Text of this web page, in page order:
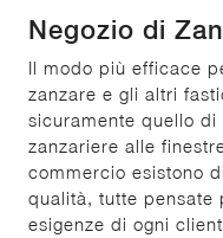
Negozio di
Il modo più efficace
zanzare e gli altri
sicuramente quello
zanzariere alle
commercio esistono
qualità, tutte pensate
esigenze di ogni